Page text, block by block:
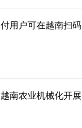
用户可在越南扫码
南农业机械化开展